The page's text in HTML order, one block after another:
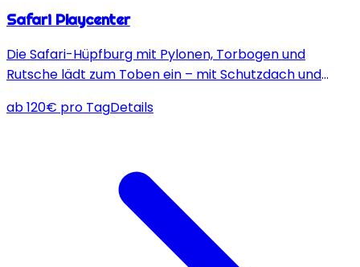
Safari Playcenter
Die Safari-Hüpfburg mit Pylonen, Torbogen und
Rutsche lädt zum Toben ein – mit Schutzdach und
Elternaufsicht!
ab120€ pro TagDetails